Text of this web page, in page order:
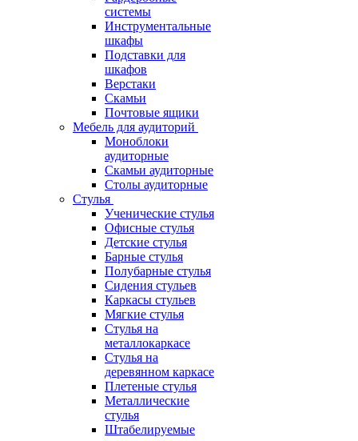
системы
Инструментальные
шкафы
Подставки для
шкафов
Верстаки
Скамьи
Почтовые ящики
Мебель для аудиторий
Моноблоки
аудиторные
Скамьи аудиторные
Столы аудиторные
Стулья
Ученические стулья
Офисные стулья
Детские стулья
Барные стулья
Полубарные стулья
Сидения стульев
Каркасы стульев
Мягкие стулья
Стулья на
металлокаркасе
Стулья на
деревянном каркасе
Плетеные стулья
Металлические
стулья
Штабелируемые